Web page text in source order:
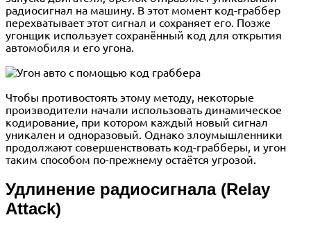
радиосигнал на машину. В этот момент код-граббер
перехватывает этот сигнал и сохраняет его. Позже
угонщик использует сохранённый код для открытия
автомобиля и его угона.
Чтобы противостоять этому методу, некоторые
производители начали использовать динамическое
кодирование, при котором каждый новый сигнал
уникален и одноразовый. Однако злоумышленники
продолжают совершенствовать код-грабберы, и угон
таким способом по-прежнему остаётся угрозой.
Удлинение радиосигнала (Relay
Attack)